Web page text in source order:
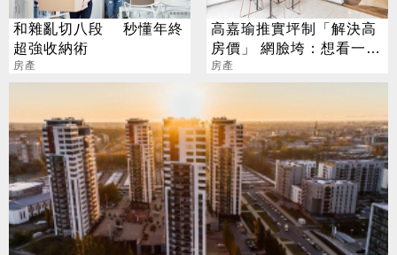
和雜亂切八段 秒懂年終
超強收納術
房產
高嘉瑜推實坪制「解決高
房價」 網臉垮：想看一坪
500萬？
房產